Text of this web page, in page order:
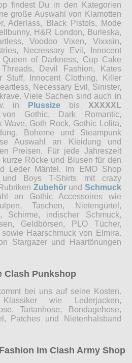
findest Du in den Kategorien
große Auswahl von Klamotten
Aderlass, Black Pistols, Mode
H&R London, Burleska,
Voodoo Vixen, Vixxsin,
Necressary Evil, Innocent
of Darkness, Cup Cake
Devil Fashion, Kates
Stuff, Innocent Clothing, Killer
Necessary Evil, Sinister,
Viele Sachen sind auch in
in Plussize bis XXXXXL
Gothic, Dark Romantic,
Wave, Goth Rock, Gothic Lolita,
Boheme und Steampunk
Auswahl an Kleidung und
Preisen. Für jede Jahreszeit
Röcke und Blusen für den
Leder Mäntel. Im EMO Shop
Boys T-Shirts mit crazy
Zubehörund Schmuck
an Gothic Accessoires wie
Taschen, Nietengürtel,
Schirme, indischer Schmuck,
Geldbörsen, PLO Tücher,
Haarschmuck von Elmira.
Stargazer und Haartönungen
Clash Punkshop
bei uns auf seine Kosten.
wie Lederjacken,
Tartanhose, Bondagehose,
Patches und Nietenhalsband
im Clash Army Shop